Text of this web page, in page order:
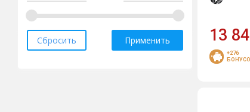
LS
Magnetto
Megami
Применить
Сбросить 13
+276